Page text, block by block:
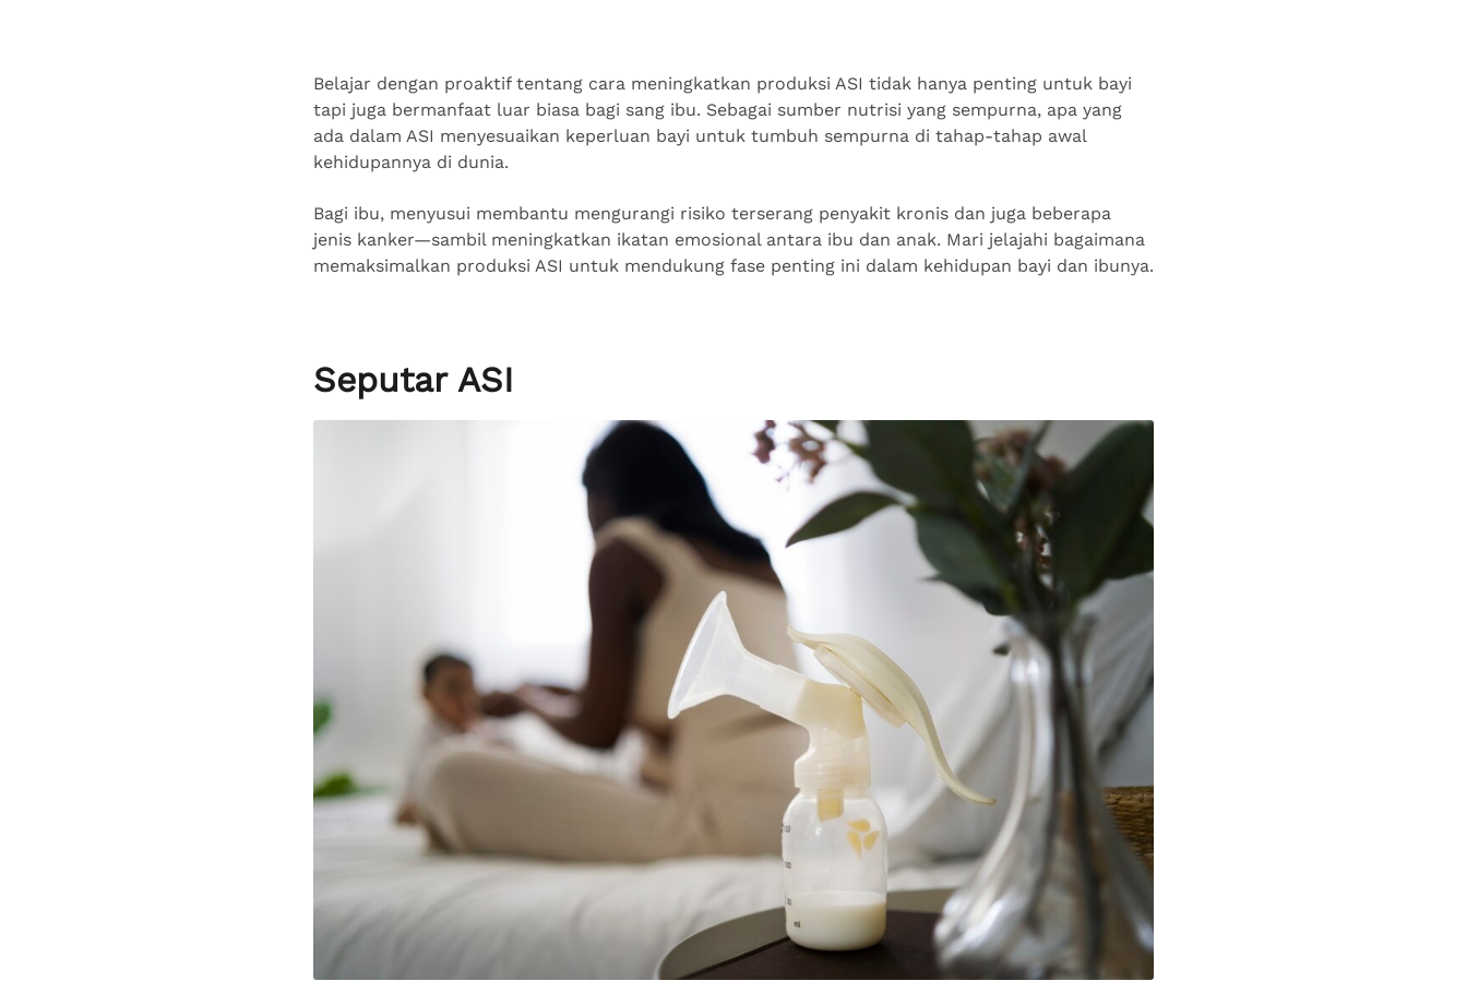
Belajar dengan proaktif tentang cara meningkatkan produksi ASI tidak hanya penting untuk bayi
tapi juga bermanfaat luar biasa bagi sang ibu. Sebagai sumber nutrisi yang sempurna, apa yang
ada dalam ASI menyesuaikan keperluan bayi untuk tumbuh sempurna di tahap-tahap awal
kehidupannya di dunia.
Bagi ibu, menyusui membantu mengurangi risiko terserang penyakit kronis dan juga beberapa
jenis kanker—sambil meningkatkan ikatan emosional antara ibu dan anak. Mari jelajahi bagaimana
memaksimalkan produksi ASI untuk mendukung fase penting ini dalam kehidupan bayi dan ibunya.
Seputar ASI